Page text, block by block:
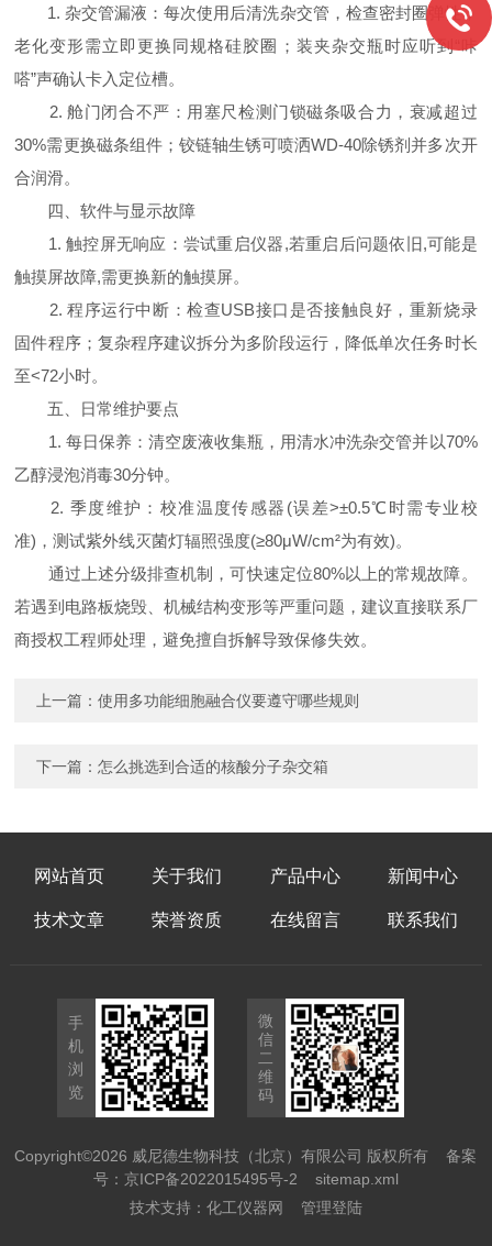
1. 杂交管漏液：每次使用后清洗杂交管，检查密封圈弹性，
老化变形需立即更换同规格硅胶圈；装夹杂交瓶时应听到“咔
嗒”声确认卡入定位槽。
2. 舱门闭合不严：用塞尺检测门锁磁条吸合力，衰减超过
30%需更换磁条组件；铰链轴生锈可喷洒WD-40除锈剂并多次开
合润滑。
四、软件与显示故障
1. 触控屏无响应：尝试重启仪器,若重启后问题依旧,可能是
触摸屏故障,需更换新的触摸屏。
2. 程序运行中断：检查USB接口是否接触良好，重新烧录
固件程序；复杂程序建议拆分为多阶段运行，降低单次任务时长
至<72小时。
五、日常维护要点
1. 每日保养：清空废液收集瓶，用清水冲洗杂交管并以70%
乙醇浸泡消毒30分钟。
2. 季度维护：校准温度传感器(误差>±0.5℃时需专业校
准)，测试紫外线灭菌灯辐照强度(≥80μW/cm²为有效)。
通过上述分级排查机制，可快速定位80%以上的常规故障。
若遇到电路板烧毁、机械结构变形等严重问题，建议直接联系厂
商授权工程师处理，避免擅自拆解导致保修失效。
上一篇：使用多功能细胞融合仪要遵守哪些规则
下一篇：怎么挑选到合适的核酸分子杂交箱
网站首页 关于我们 产品中心 新闻中心
技术文章 荣誉资质 在线留言 联系我们
手
机
浏
览
微
信
二
维
码
Copyright©2026 威尼德生物科技（北京）有限公司 版权所有备案
号：京ICP备2022015495号-2
sitemap.xml
技术支持： 化工仪器网 管理登陆